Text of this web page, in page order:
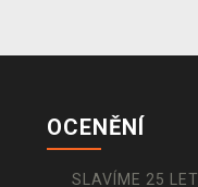
OCENĚNÍ
SLAVÍME 25 LET